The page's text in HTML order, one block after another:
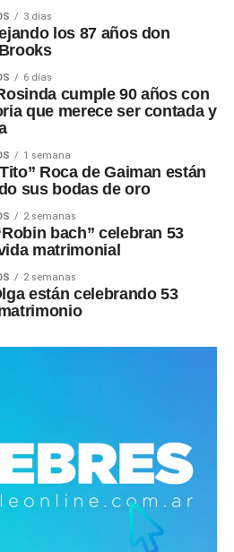
3 días
los 87 años don
6 días
cumple 90 años con
que merece ser contada y
1 semana
Roca de Gaiman están
sus bodas de oro
2 semanas
bach” celebran 53
matrimonial
2 semanas
están celebrando 53